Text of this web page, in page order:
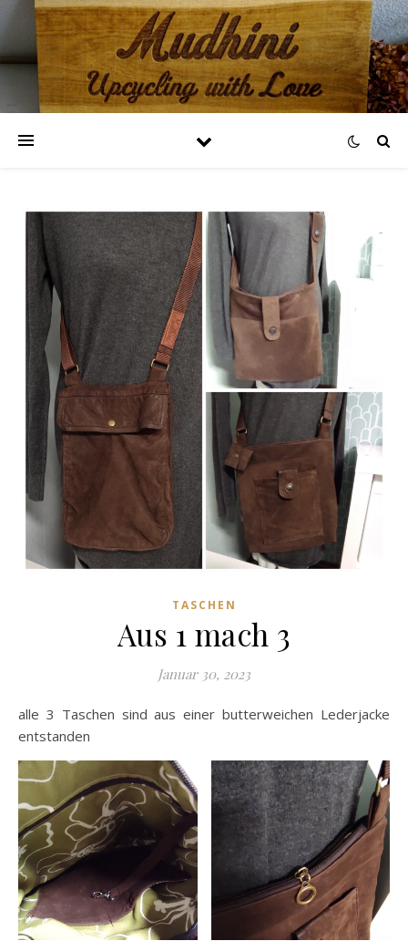
TASCHEN
Aus 1 mach 3
Januar 30, 2023
alle 3 Taschen sind aus einer butterweichen Lederjacke
entstanden